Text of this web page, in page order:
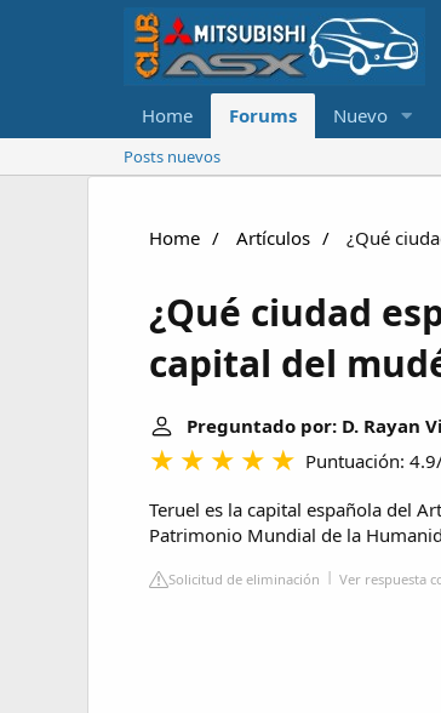
Home Forums Nuevo
Posts nuevos
Home Artículos ¿Qué
¿Qué ciudad
capital del
Preguntado por: D. Rayan
Puntuación:
Teruel es la capital española del
Patrimonio Mundial de la
Solicitud de eliminación Ver respuesta